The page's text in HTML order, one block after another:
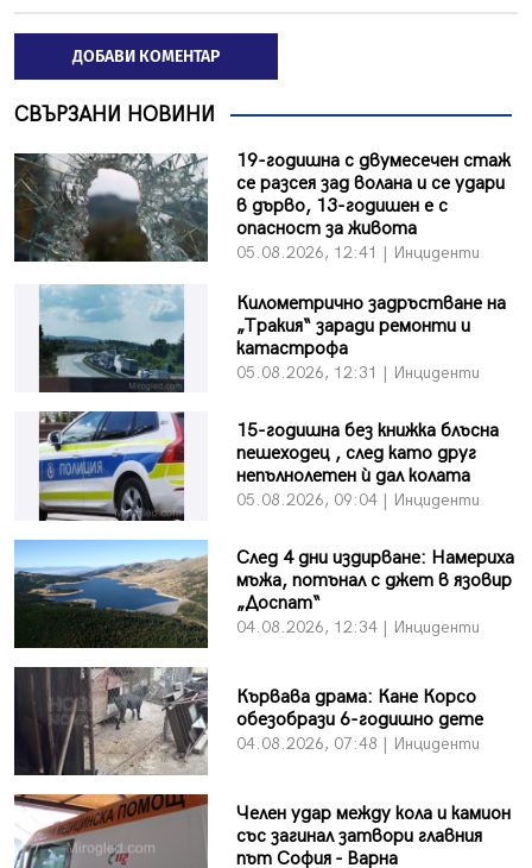
ДОБАВИ КОМЕНТАР
СВЪРЗАНИ НОВИНИ
19-годишна с двумесечен стаж
се разсея зад волана и се удари
в дърво, 13-годишен е с
опасност за живота
05.08.2026, 12:41 | Инциденти
Километрично задръстване на
„Тракия“ заради ремонти и
катастрофа
05.08.2026, 12:31 | Инциденти
15-годишна без книжка блъсна
пешеходец , след като друг
непълнолетен ѝ дал колата
05.08.2026, 09:04 | Инциденти
След 4 дни издирване: Намериха
мъжа, потънал с джет в язовир
„Доспат“
04.08.2026, 12:34 | Инциденти
Кървава драма: Кане Корсо
обезобрази 6-годишно дете
04.08.2026, 07:48 | Инциденти
Челен удар между кола и камион
със загинал затвори главния
път София - Варна